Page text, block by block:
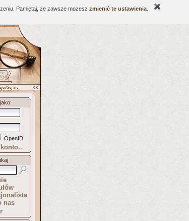
Pamiętaj, że zawsze możesz zmienić te ustawienia
:
OpenID
nas